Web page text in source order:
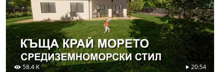
58.4 K 20:54